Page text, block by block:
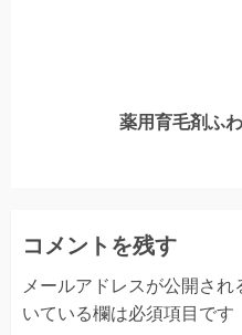
薬用育毛剤ふ
コメントを残す
メールアドレスが公開され
いている欄は必須項目です